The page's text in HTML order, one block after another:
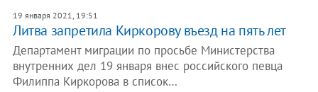
19 января 2021, 19:51
Литва запретила Киркорову въезд на пять лет
Департамент миграции по просьбе Министерства
внутренних дел 19 января внес российского певца
Филиппа Киркорова в список…